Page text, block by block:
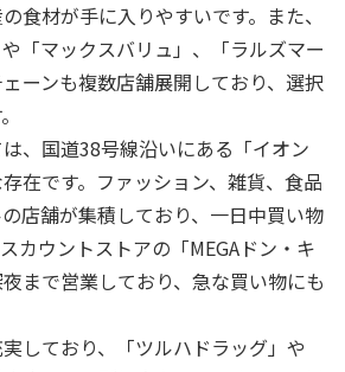
食材が手に入りやすいです。また、
や「マックスバリュ」、「ラルズマー
ーンも複数店舗展開しており、選択
、国道38号線沿いにある「イオン
在です。ファッション、雑貨、食品
店舗が集積しており、一日中買い物
カウントストアの「MEGAドン・キ
まで営業しており、急な買い物にも
しており、「ツルハドラッグ」や